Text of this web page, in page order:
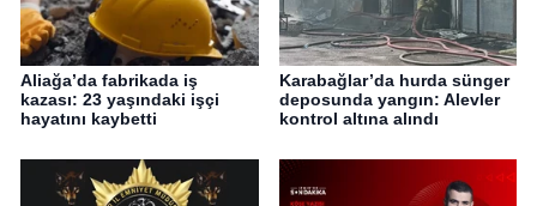
Aliağa’da fabrikada iş
kazası: 23 yaşındaki işçi
hayatını kaybetti
Karabağlar’da hurda sünger
deposunda yangın: Alevler
kontrol altına alındı